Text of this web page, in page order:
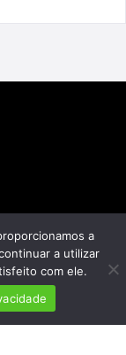
a
a utilizar
com ele.